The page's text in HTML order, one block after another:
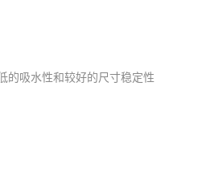
的吸水性和较好的尺寸稳定性